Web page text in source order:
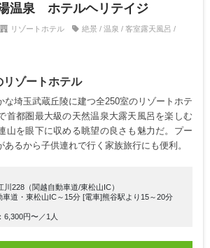
温泉 ホテルヘリテイジ
リゾートホテル 絶景 / 温泉 / 客室露天風呂 /
リゾートホテル
な埼玉武蔵丘陵に建つ全250室のリゾートホテ
首都圏最大級の天然温泉大露天風呂を楽しむ
山を眼下に収める眺望の良さも魅力だ。プー
あるから子供連れで行く家族旅行にも便利。
228（関越自動車道/東松山IC）
車道・東松山IC～15分 [電車]熊谷駅より15～20分
円〜／1人